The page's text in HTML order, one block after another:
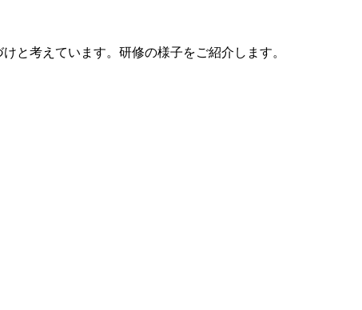
と考えています。研修の様子をご紹介します。